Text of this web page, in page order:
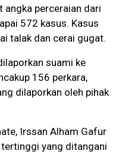
angka perceraian dari
572 kasus. Kasus
talak dan cerai gugat.
suami ke
156 perkara,
dilaporkan oleh pihak
Irssan Alham Gafur
yang ditangani